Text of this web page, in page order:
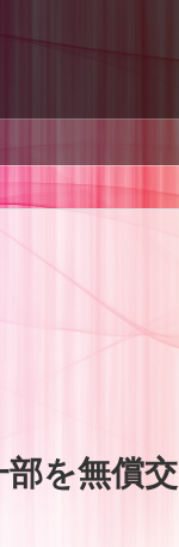
を無償交